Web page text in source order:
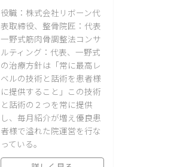
役職：株式会社リボーン代
表取締役、整骨院匠：代表
一野式筋肉骨調整法コンサ
ルティング：代表、一野式
の治療方針は「常に最高レ
ベルの技術と話術を患者様
に提供すること」この技術
と話術の２つを常に提供
し、毎月紹介が増え優良患
者様で溢れた院運営を行な
っている。